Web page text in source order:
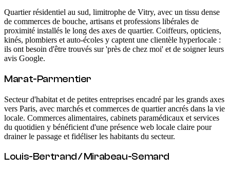
Quartier résidentiel au sud, limitrophe de Vitry, avec un tissu dense
de commerces de bouche, artisans et professions libérales de
proximité installés le long des axes de quartier. Coiffeurs, opticiens,
kinés, plombiers et auto-écoles y captent une clientèle hyperlocale :
ils ont besoin d'être trouvés sur 'près de chez moi' et de soigner leurs
avis Google.
Marat-Parmentier
Secteur d'habitat et de petites entreprises encadré par les grands axes
vers Paris, avec marchés et commerces de quartier ancrés dans la vie
locale. Commerces alimentaires, cabinets paramédicaux et services
du quotidien y bénéficient d'une présence web locale claire pour
drainer le passage et fidéliser les habitants du secteur.
Louis-Bertrand / Mirabeau-Semard